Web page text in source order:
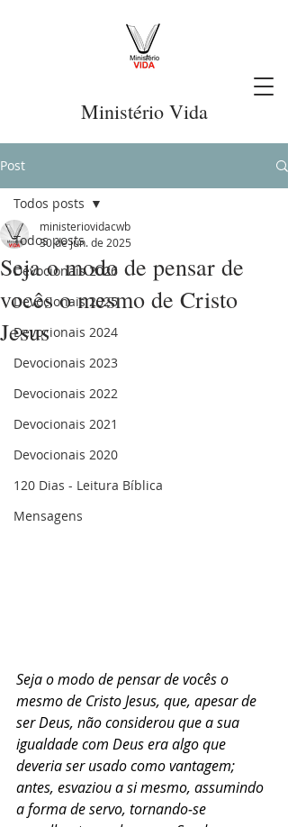
Ministério Vida
Post
Todos posts
Devocionais 2026
Devocionais 2025
Devocionais 2024
Devocionais 2023
Devocionais 2022
Devocionais 2021
Devocionais 2020
120 Dias - Leitura Bíblica
Mensagens
Todos posts
Seja o modo de pensar de
vocês o mesmo de Cristo
Jesus
ministeriovidacwb
30 de jun. de 2025
Seja o modo de pensar de vocês o
mesmo de Cristo Jesus, que, apesar de
ser Deus, não considerou que a sua
igualdade com Deus era algo que
deveria ser usado como vantagem;
antes, esvaziou a si mesmo, assumindo
a forma de servo, tornando‑se